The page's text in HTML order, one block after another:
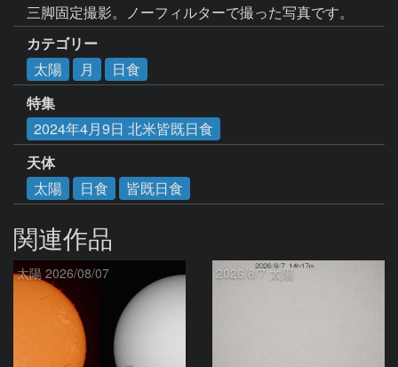
三脚固定撮影。ノーフィルターで撮った写真です。
カテゴリー
太陽
月
日食
特集
2024年4月9日 北米皆既日食
天体
太陽
日食 皆既日食
関連作品
太陽 2026/08/07 2026/8/7 太陽